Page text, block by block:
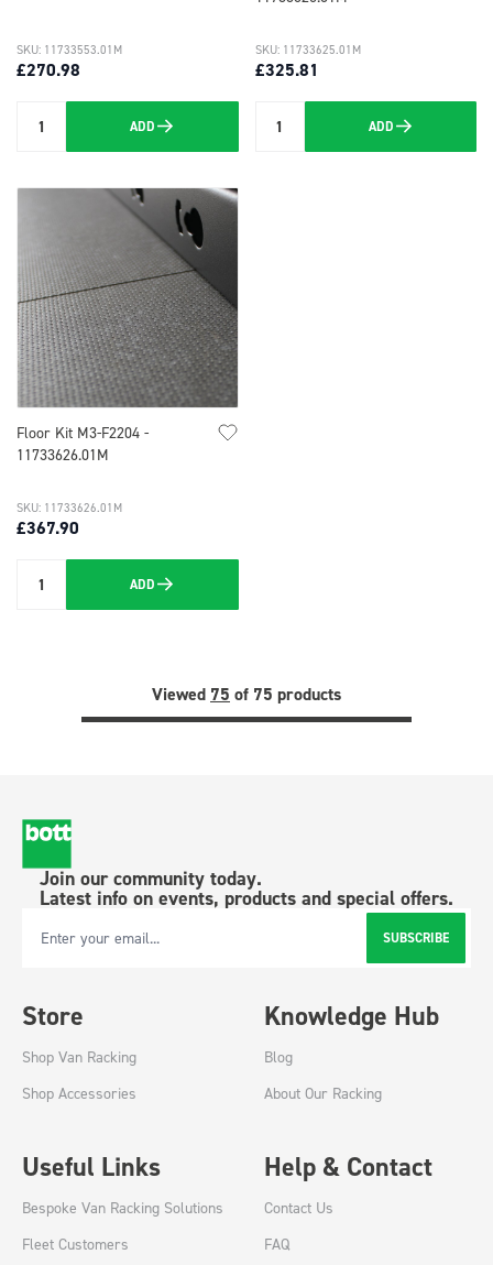
£270.98
SKU: 11733553.01M
Quantity ADD
£325.81
SKU: 11733625.01M
Quantity ADD
Floor Kit M3-F2204 -
11733626.01M
£367.90
SKU: 11733626.01M
Quantity ADD
Viewed 75 of 75 products
Join our community today.
Latest info on events, products and special offers.
Email Address SUBSCRIBE
Store
Shop Van Racking
Shop Accessories
Knowledge Hub
Blog
About Our Racking
Useful Links
Bespoke Van Racking Solutions
Fleet Customers
Help & Contact
Contact Us
FAQ